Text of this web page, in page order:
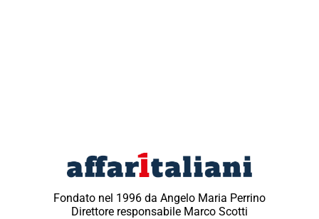
Fondato nel 1996 da Angelo Maria Perrino
Direttore responsabile Marco Scotti